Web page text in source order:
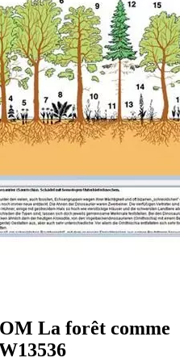
La forêt comme